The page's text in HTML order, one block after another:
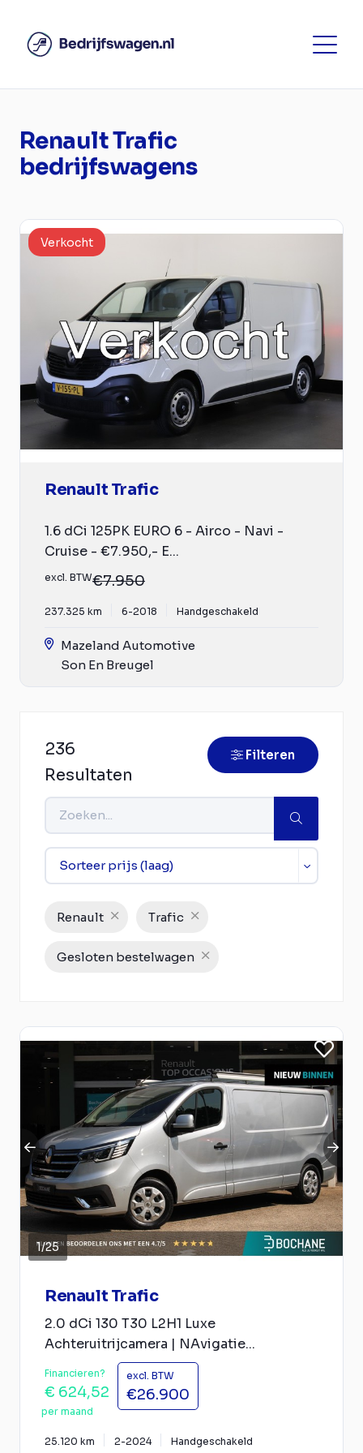
Renault Trafic
bedrijfswagens
Verkocht
Renault Trafic
1.6 dCi 125PK EURO 6 - Airco - Navi -
Cruise - €7.950,- E...
excl. BTW€7.950
237.325 km 6-2018 Handgeschakeld
Mazeland Automotive
Son En Breugel
236
Resultaten
Filteren
Renault Trafic
Gesloten bestelwagen
1/25
Renault Trafic
2.0 dCi 130 T30 L2H1 Luxe
Achteruitrijcamera | NAvigatie...
Financieren?
€ 624,52
per maand
excl. BTW
€26.900
25.120 km 2-2024 Handgeschakeld